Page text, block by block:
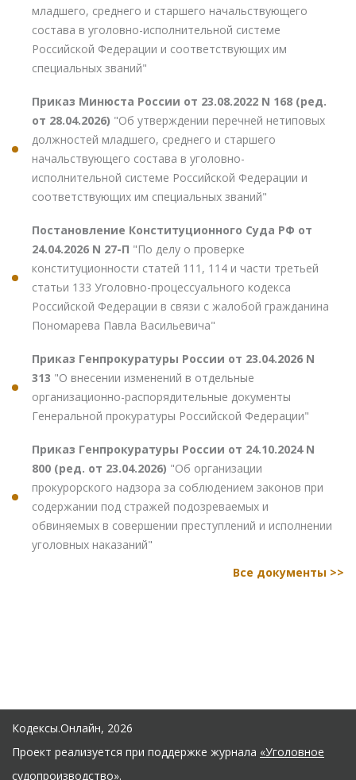
младшего, среднего и старшего начальствующего
состава в уголовно-исполнительной системе
Российской Федерации и соответствующих им
специальных званий"
Приказ Минюста России от 23.08.2022 N 168 (ред.
от 28.04.2026) "Об утверждении перечней нетиповых
должностей младшего, среднего и старшего
начальствующего состава в уголовно-
исполнительной системе Российской Федерации и
соответствующих им специальных званий"
Постановление Конституционного Суда РФ от
24.04.2026 N 27-П "По делу о проверке
конституционности статей 111, 114 и части третьей
статьи 133 Уголовно-процессуального кодекса
Российской Федерации в связи с жалобой гражданина
Пономарева Павла Васильевича"
Приказ Генпрокуратуры России от 23.04.2026 N
313 "О внесении изменений в отдельные
организационно-распорядительные документы
Генеральной прокуратуры Российской Федерации"
Приказ Генпрокуратуры России от 24.10.2024 N
800 (ред. от 23.04.2026) "Об организации
прокурорского надзора за соблюдением законов при
содержании под стражей подозреваемых и
обвиняемых в совершении преступлений и исполнении
уголовных наказаний"
Все документы >>
Кодексы.Онлайн, 2026
Проект реализуется при поддержке журнала «Уголовное
судопроизводство».